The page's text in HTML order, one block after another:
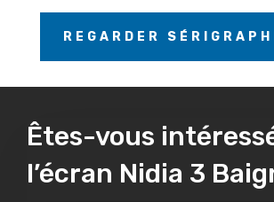
REGARDER
Êtes-vous
l’écran Nidia 3